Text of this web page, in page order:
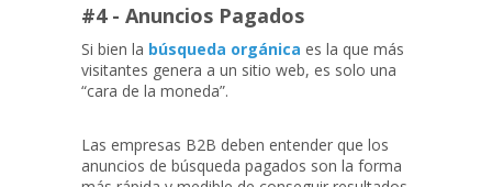
#4 - Anuncios Pagados
Si bien la búsqueda orgánica es la que más
visitantes genera a un sitio web, es solo una
“cara de la moneda”.
Las empresas B2B deben entender que los
anuncios de búsqueda pagados son la forma